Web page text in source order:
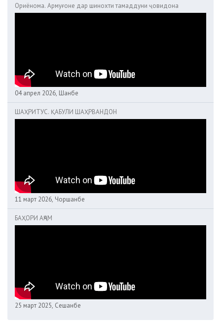
Ориёнома. Армуғоне дар шинохти тамаддуни ҷовидона
04 апрел 2026, Шанбе
ШАҲРИТУС. ҚАБУЛИ ШАҲРВАНДОН
11 март 2026, Чоршанбе
БАҲОРИ АҶАМ
25 март 2025, Сешанбе